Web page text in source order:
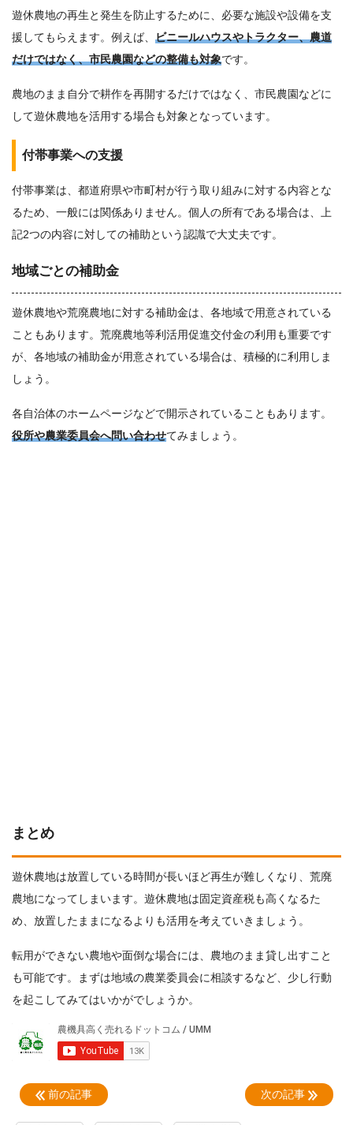
遊休農地の再生と発生を防止するために、必要な施設や設備を支
援してもらえます。例えば、 ビニールハウスやトラクター、農道
だけではなく、市民農園などの整備も対象です。
農地のまま自分で耕作を再開するだけではなく、市民農園などに
して遊休農地を活用する場合も対象となっています。
付帯事業への支援
付帯事業は、都道府県や市町村が行う取り組みに対する内容とな
るため、一般には関係ありません。個人の所有である場合は、上
記2つの内容に対しての補助という認識で大丈夫です。
地域ごとの補助金
遊休農地や荒廃農地に対する補助金は、各地域で用意されている
こともあります。荒廃農地等利活用促進交付金の利用も重要です
が、各地域の補助金が用意されている場合は、積極的に利用しま
しょう。
各自治体のホームページなどで開示されていることもあります。
役所や農業委員会へ問い合わせてみましょう。
まとめ
遊休農地は放置している時間が長いほど再生が難しくなり、荒廃
農地になってしまいます。遊休農地は固定資産税も高くなるた
め、放置したままになるよりも活用を考えていきましょう。
転用ができない農地や面倒な場合には、農地のまま貸し出すこと
も可能です。まずは地域の農業委員会に相談するなど、少し行動
を起こしてみてはいかがでしょうか。
前の記事 次の記事